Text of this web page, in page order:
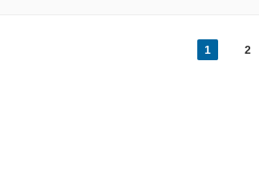
1 2